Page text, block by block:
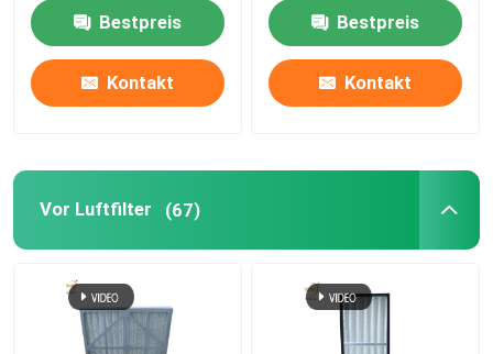
Über uns
Qualitätskontrolle
Tiefer Filter der Falten-HEPA
Bestpreis
Kontakt
Bestpreis
Kontakt
Vor Luftfilter (67)